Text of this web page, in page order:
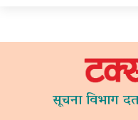
सूचना विभाग